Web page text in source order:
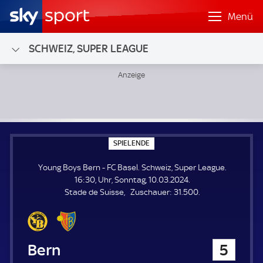
Menü
SCHWEIZ, SUPER LEAGUE
SPIELENDE
P
E
L
E
N
Young Boys Bern - FC Basel. Schweiz, Super League.
16:30, Uhr, Sonntag, 10.03.2024.
Stade de Suisse
Zuschauer: Z
31.500.
Young Boys Bern 5